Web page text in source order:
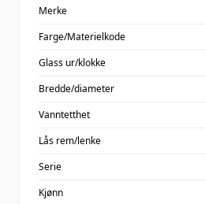
Merke
Farge/Materielkode
Glass ur/klokke
Bredde/diameter
Vanntetthet
Lås rem/lenke
Serie
Kjønn